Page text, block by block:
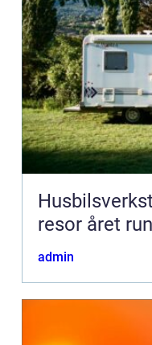
resor året
admin